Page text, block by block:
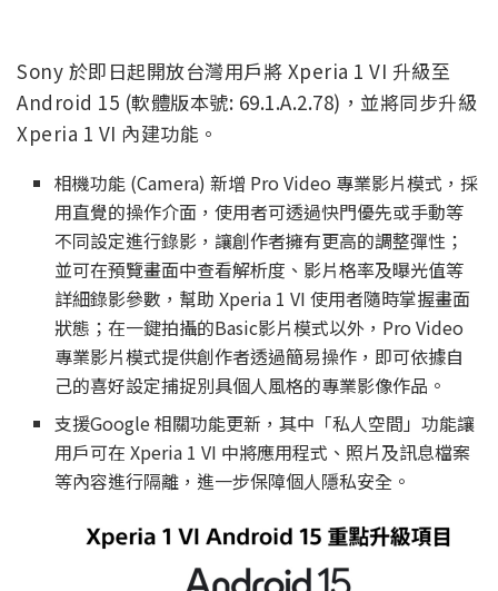
Sony 於即日起開放台灣用戶將 Xperia 1 VI 升級至
Android 15 (軟體版本號: 69.1.A.2.78)，並將同步升級
Xperia 1 VI 內建功能。
相機功能 (Camera) 新增 Pro Video 專業影片模式，採
用直覺的操作介面，使用者可透過快門優先或手動等
不同設定進行錄影，讓創作者擁有更高的調整彈性；
並可在預覽畫面中查看解析度、影片格率及曝光值等
詳細錄影參數，幫助 Xperia 1 VI 使用者隨時掌握畫面
狀態；在一鍵拍攝的Basic影片模式以外，Pro Video
專業影片模式提供創作者透過簡易操作，即可依據自
己的喜好設定捕捉別具個人風格的專業影像作品。
支援Google 相關功能更新，其中「私人空間」功能讓
用戶可在 Xperia 1 VI 中將應用程式、照片及訊息檔案
等內容進行隔離，進一步保障個人隱私安全。